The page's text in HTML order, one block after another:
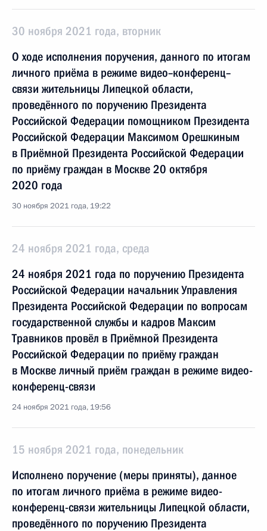
30 ноября 2021 года, вторник
О ходе исполнения поручения, данного по итогам
личного приёма в режиме видео–конференц–
связи жительницы Липецкой области,
проведённого по поручению Президента
Российской Федерации помощником Президента
Российской Федерации Максимом Орешкиным
в Приёмной Президента Российской Федерации
по приёму граждан в Москве 20 октября
2020 года
30 ноября 2021 года, 19:22
24 ноября 2021 года, среда
24 ноября 2021 года по поручению Президента
Российской Федерации начальник Управления
Президента Российской Федерации по вопросам
государственной службы и кадров Максим
Травников провёл в Приёмной Президента
Российской Федерации по приёму граждан
в Москве личный приём граждан в режиме видео-
конференц-связи
24 ноября 2021 года, 19:56
15 ноября 2021 года, понедельник
Исполнено поручение (меры приняты), данное
по итогам личного приёма в режиме видео-
конференц-связи жительницы Липецкой области,
проведённого по поручению Президента